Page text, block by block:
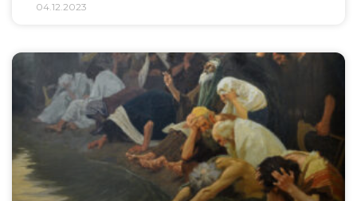
04.12.2023